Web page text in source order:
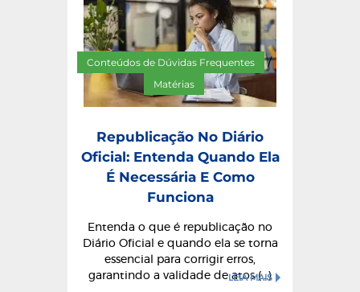
Conteúdos de Dúvidas Frequentes /
Matérias
Republicação No Diário
Oficial: Entenda Quando Ela
É Necessária E Como
Funciona
Entenda o que é republicação no
Diário Oficial e quando ela se torna
essencial para corrigir erros,
garantindo a validade de atos (...)
LEIA MAIS